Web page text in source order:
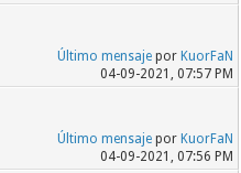
Último mensajepor KuorFaN
04-09-2021, 07:57 PM
Último mensajepor KuorFaN
04-09-2021, 07:56 PM